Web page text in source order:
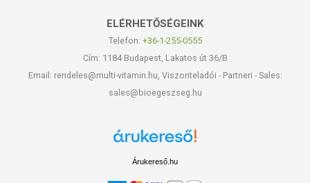
ELÉRHETŐSÉGEINK
Telefon: +36-1-255-0555
Cím: 1184 Budapest, Lakatos út 36/B
Email: rendeles@multi-vitamin.hu, Viszonteladói - Partneri - Sales:
sales@bioegeszseg.hu
Árukereső.hu